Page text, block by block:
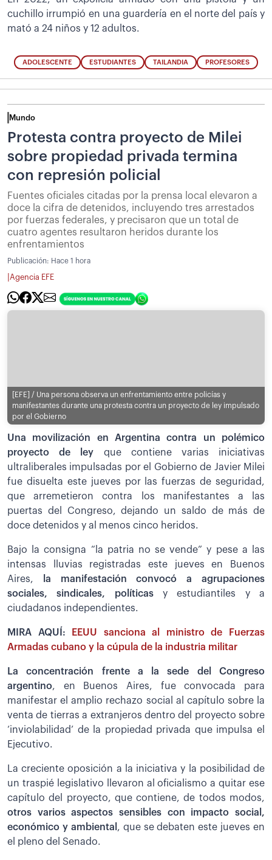
cuchillo irrumpió en una guardería en el norte del país y
mató a 24 niños y 12 adultos.
ADOLESCENTE ESTUDIANTES TAILANDIA PROFESORES
Mundo
Protesta contra proyecto de Milei
sobre propiedad privada termina
con represión policial
Fuentes oficiales citadas por la prensa local elevaron a
doce la cifra de detenidos, incluyendo tres arrestados
por fuerzas federales, y precisaron que un total de
cuatro agentes resultaron heridos durante los
enfrentamientos
Publicación: Hace 1 hora
Agencia EFE
[EFE] / Una persona observa un enfrentamiento entre policías y
manifestantes durante una protesta contra un proyecto de ley impulsado
por el Gobierno
Una movilización en Argentina contra un polémico
proyecto de ley que contiene varias iniciativas
ultraliberales impulsadas por el Gobierno de Javier Milei
fue disuelta este jueves por las fuerzas de seguridad,
que arremetieron contra los manifestantes a las
puertas del Congreso, dejando un saldo de más de
doce detenidos y al menos cinco heridos.
Bajo la consigna “la patria no se vende” y pese a las
intensas lluvias registradas este jueves en Buenos
Aires, la manifestación convocó a agrupaciones
sociales, sindicales, políticas y estudiantiles y a
ciudadanos independientes.
MIRA AQUÍ:
EEUU sanciona al ministro de Fuerzas
Armadas cubano y la cúpula de la industria militar
La concentración frente a la sede del Congreso
argentino, en Buenos Aires, fue convocada para
manifestar el amplio rechazo social al capítulo sobre la
venta de tierras a extranjeros dentro del proyecto sobre
‘inviolabilidad’ de la propiedad privada que impulsa el
Ejecutivo.
La creciente oposición a la iniciativa y la posibilidad de
un traspié legislativo llevaron al oficialismo a quitar ese
capítulo del proyecto, que contiene, de todos modos,
otros varios aspectos sensibles con impacto social,
económico y ambiental , que se debaten este jueves en
el pleno del Senado.